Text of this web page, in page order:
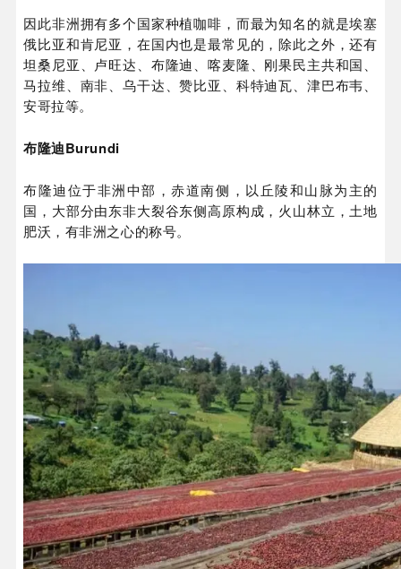
因此非洲拥有多个国家种植咖啡，而最为知名的就是埃塞
俄比亚和肯尼亚，在国内也是最常见的，除此之外，还有
坦桑尼亚、卢旺达、布隆迪、喀麦隆、刚果民主共和国、
马拉维、南非、乌干达、赞比亚、科特迪瓦、津巴布韦、
安哥拉等。
布隆迪Burundi
布隆迪位于非洲中部，赤道南侧，以丘陵和山脉为主的
国，大部分由东非大裂谷东侧高原构成，火山林立，土地
肥沃，有非洲之心的称号。